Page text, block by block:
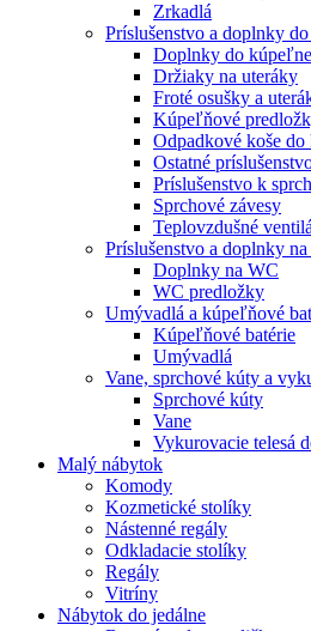
Zrkadlá
Príslušenstvo a doplnky
Doplnky do kúpeľne
Držiaky na uteráky
Froté osušky a
Kúpeľňové
Odpadkové koše
Ostatné
Príslušenstvo k
Sprchové závesy
Teplovzdušné
Príslušenstvo a doplnky
Doplnky na WC
WC predložky
Umývadlá a kúpeľňové
Kúpeľňové batérie
Umývadlá
Vane, sprchové kúty a
Sprchové kúty
Vane
Vykurovacie telesá
Malý nábytok
Komody
Kozmetické stolíky
Nástenné regály
Odkladacie stolíky
Regály
Vitríny
Nábytok do jedálne